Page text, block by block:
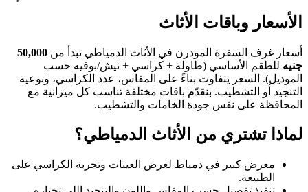
الأسعار وباقات الأثاث
أسعار غرف السفرة المودرن في الأثاث الدمياطي تبدأ من 50,000
جنيه للطقم الأساسي (طاولة + كراسي + نيش/بوفيه حسب
الموديل). السعر يتفاوت بناءً على المقاس، عدد الكراسي، ونوعية
التنجيد أو التشطيب. بنقدّم باقات مختلفة تناسب كل ميزانية مع
المحافظة على نفس جودة الخامات والتشطيب.
لماذا تشتري من الأثاث الدمياطي؟
معرض كبير في دمياط لعرض العينات وتجربة الكراسي على
الطبيعة.